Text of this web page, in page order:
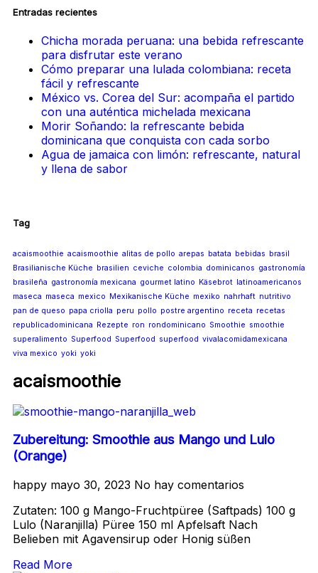
Entradas recientes
Chicha morada peruana: una bebida refrescante
para disfrutar este verano
Cómo preparar una lulada colombiana: receta
fácil y refrescante
México vs. Corea del Sur: acompaña el partido
con una auténtica michelada mexicana
Morir Soñando: la refrescante bebida
dominicana que conquista con cada sorbo
Agua de jamaica con limón: refrescante, natural
y llena de sabor
Tag
acaismoothie acaismoothie alitas de pollo arepas batata bebidas brasil
Brasilianische Küche brasilien ceviche colombia dominicanos gastronomía
brasileña gastronomía mexicana gourmet latino Käsebrot latinoamericanos
maseca maseca mexico Mexikanische Küche mexiko nahrhaft nutritivo
pan de queso papa criolla peru pollo postre argentino receta recetas
republicadominicana Rezepte ron rondominicano Smoothie smoothie
superalimento Superfood Superfood superfood vivalacomidamexicana
viva mexico yoki yoki
acaismoothie
Zubereitung: Smoothie aus Mango und Lulo
(Orange)
happy mayo 30, 2023 No hay comentarios
Zutaten: 100 g Mango-Fruchtpüree (Saftpads) 100 g
Lulo (Naranjilla) Püree 150 ml Apfelsaft Nach
Belieben mit Agavensirup oder Honig süßen
Read More